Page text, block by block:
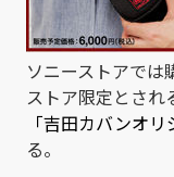
ソニーストアでは
ストア限定とされ
「吉田カバンオリ
る。